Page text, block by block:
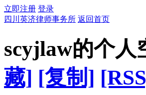
立即注册 登录
四川英济律师事务所 返回首页
scyjlaw的个人
藏] [复制]